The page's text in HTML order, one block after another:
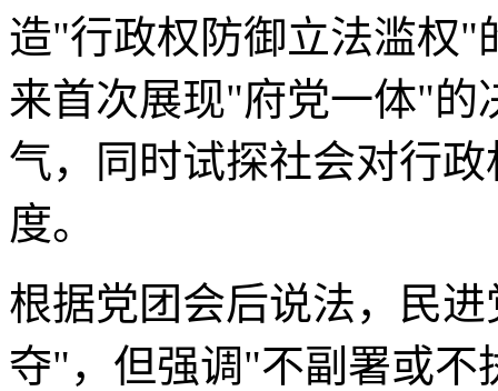
造"行政权防御立法滥权"
来首次展现"府党一体"的
气，同时试探社会对行
度。
根据党团会后说法，民
夺"，但强调"不副署或不